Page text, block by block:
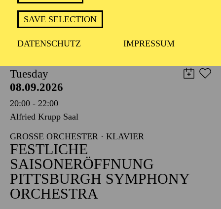
SAVE SELECTION
DATENSCHUTZ IMPRESSUM
TICKETS
8,00€
Tuesday
08.09.2026
20:00 - 22:00
Alfried Krupp Saal
GROSSE ORCHESTER · KLAVIER
FESTLICHE
SAISONERÖFFNUNG
PITTSBURGH SYMPHONY
ORCHESTRA